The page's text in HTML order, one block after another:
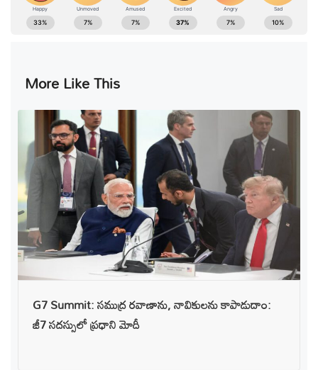
More Like This
G7 Summit: సముద్ర రవాణాను, నావికులను కాపాడుదాం:
జీ7 సదస్సులో ప్రధాని మోదీ